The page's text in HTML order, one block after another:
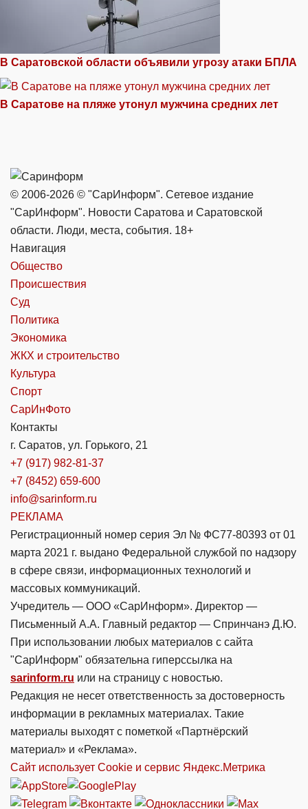
В Саратовской области объявили угрозу атаки БПЛА
В Саратове на пляже утонул мужчина средних лет
© 2006-2026 © "СарИнформ". Сетевое издание
"СарИнформ". Новости Саратова и Саратовской
области. Люди, места, события. 18+
Навигация
Общество
Происшествия
Суд
Политика
Экономика
ЖКХ и строительство
Культура
Спорт
СарИнФото
Контакты
г. Саратов, ул. Горького, 21
+7 (917) 982-81-37
+7 (8452) 659-600
info@sarinform.ru
РЕКЛАМА
Регистрационный номер серия Эл № ФС77-80393 от 01
марта 2021 г. выдано Федеральной службой по надзору
в сфере связи, информационных технологий и
массовых коммуникаций.
Учредитель — ООО «СарИнформ». Директор —
Письменный А.А. Главный редактор — Спринчанэ Д.Ю.
При использовании любых материалов с сайта
"СарИнформ" обязательна гиперссылка на
sarinform.ru или на страницу с новостью.
Редакция не несет ответственность за достоверность
информации в рекламных материалах. Такие
материалы выходят с пометкой «Партнёрский
материал» и «Реклама».
Сайт использует Cookie и сервиc Яндекс.Метрика